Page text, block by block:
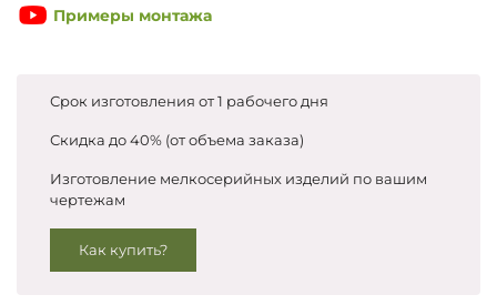
Примеры монтажа
Срок изготовления от 1 рабочего дня
Скидка до 40% (от объема заказа)
Изготовление мелкосерийных изделий по вашим
чертежам
Как купить?
Запросить цены